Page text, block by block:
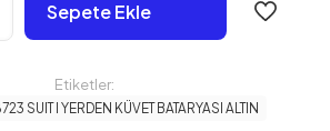
Sepete Ekle
Etiketler:
SUIT l YERDEN KÜVET BATARYASI ALTIN